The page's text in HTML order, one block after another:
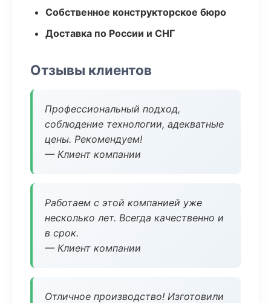
Собственное конструкторское бюро
Доставка по России и СНГ
Отзывы клиентов
Профессиональный подход,
соблюдение технологии, адекватные
цены. Рекомендуем!
— Клиент компании
Работаем с этой компанией уже
несколько лет. Всегда качественно и
в срок.
— Клиент компании
Отличное производство! Изготовили